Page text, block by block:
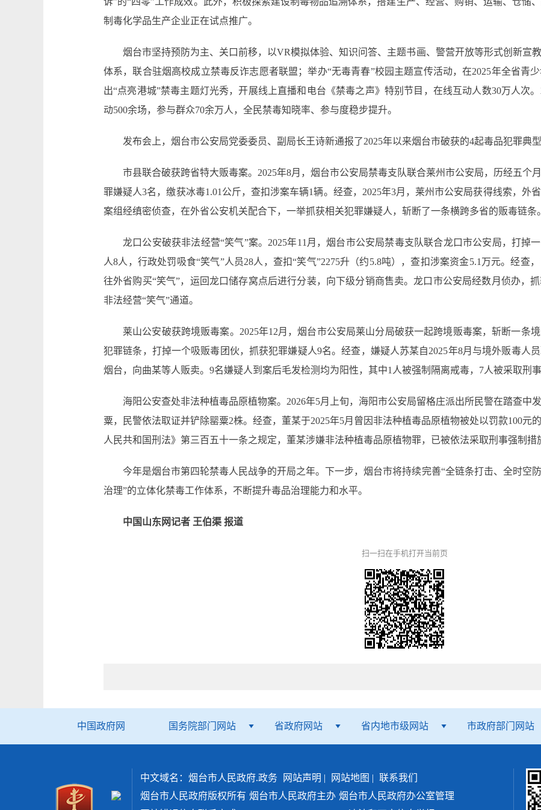
制毒化学品生产企业正在试点推广。
烟台市坚持预防为主、关口前移，以VR模拟体验、知识问答、主题书画、警营开放等形式创新宣
体系，联合驻烟高校成立禁毒反诈志愿者联盟；举办“无毒青春”校园主题宣传活动，在2025年全省青
出“点亮港城”禁毒主题灯光秀，开展线上直播和电台《禁毒之声》特别节目，在线互动人数30万人次
动500余场，参与群众70余万人，全民禁毒知晓率、参与度稳步提升。
发布会上，烟台市公安局党委委员、副局长王诗新通报了2025年以来烟台市破获的4起毒品犯罪典型
市县联合破获跨省特大贩毒案。2025年8月，烟台市公安局禁毒支队联合莱州市公安局，历经五个
罪嫌疑人3名，缴获冰毒1.01公斤，查扣涉案车辆1辆。经查，2025年3月，莱州市公安局获得线索，外
案组经缜密侦查，在外省公安机关配合下，一举抓获相关犯罪嫌疑人，斩断了一条横跨多省的贩毒链条。
龙口公安破获非法经营“笑气”案。2025年11月，烟台市公安局禁毒支队联合龙口市公安局，打掉
人8人，行政处罚吸食“笑气”人员28人，查扣“笑气”2275升（约5.8吨），查扣涉案资金5.1万元。经查
往外省购买“笑气”，运回龙口储存窝点后进行分装，向下级分销商售卖。龙口市公安局经数月侦办，
非法经营“笑气”通道。
莱山公安破获跨境贩毒案。2025年12月，烟台市公安局莱山分局破获一起跨境贩毒案，斩断一条
犯罪链条，打掉一个吸贩毒团伙，抓获犯罪嫌疑人9名。经查，嫌疑人苏某自2025年8月与境外贩毒人
烟台，向曲某等人贩卖。9名嫌疑人到案后毛发检测均为阳性，其中1人被强制隔离戒毒，7人被采取刑事
海阳公安查处非法种植毒品原植物案。2026年5月上旬，海阳市公安局留格庄派出所民警在踏查中
粟，民警依法取证并铲除罂粟2株。经查，董某于2025年5月曾因非法种植毒品原植物被处以罚款100元
人民共和国刑法》第三百五十一条之规定，董某涉嫌非法种植毒品原植物罪，已被依法采取刑事强制措
今年是烟台市第四轮禁毒人民战争的开局之年。下一步，烟台市将持续完善“全链条打击、全时空
治理”的立体化禁毒工作体系，不断提升毒品治理能力和水平。
中国山东网记者 王伯渠 报道
扫一扫在手机打开当前页
中国政府网 国务院部门网站 省政府网站 省内地市级网站 市政府部门网站
中文域名：烟台市人民政府.政务 网站声明 | 网站地图 | 联系我们
烟台市人民政府版权所有 烟台市人民政府主办 烟台市人民政府办公室管理